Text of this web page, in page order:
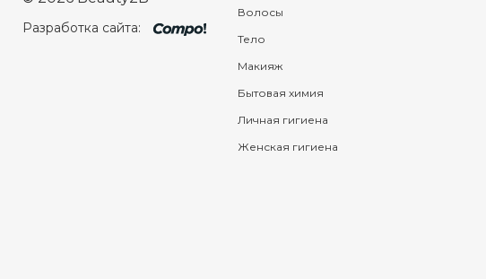
Разработка сайта:
Волосы
Тело
Макияж
Бытовая химия
Личная гигиена
Женская гигиена